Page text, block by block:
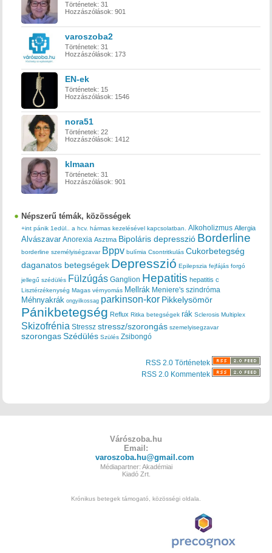
Történetek: 31
Hozzászólások: 901
varoszoba2
Történetek: 31
Hozzászólások: 173
EN-ek
Történetek: 15
Hozzászólások: 1546
nora51
Történetek: 22
Hozzászólások: 1412
klmaan
Történetek: 31
Hozzászólások: 901
Népszerű témák, közösségek
+int pánik 1edül.. a hcv. hármas kezelésével kapcsolatban. Alkoholizmus Allergia
Alvászavar Anorexia Asztma Bipoláris depresszió Borderline
borderline személyiségzavar Bppv bulímia Csontritkulás Cukorbetegség
daganatos betegségek Depresszió Epilepszia fejfájás forgó
jellegű szédülés Fülzúgás Ganglion Hepatitis hepatitis c
Lisztérzékenység Magas vérnyomás Mellrák Meniere's szindróma
Méhnyakrák ongyilkossag parkinson-kor Pikkelysömör
Pánikbetegség Reflux Ritka betegségek rák Sclerosis Multiplex
Skizofrénia Stressz stressz/szorongás szemelyisegzavar
szorongas Szédülés Szülés Zsibongó
RSS 2.0 Történetek
RSS 2.0 Kommentek
Várószoba.hu
Email:
varoszoba.hu@gmail.com
Médiapartner: Akadémiai
Kiadó Zrt.
Krónikus betegek támogató, közösségi oldala.